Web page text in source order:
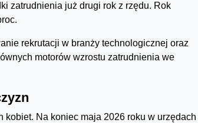
zatrudnienia już drugi rok z rzędu. Rok
rekrutacji w branży technologicznej oraz
motorów wzrostu zatrudnienia we
Na koniec maja 2026 roku w urzędach